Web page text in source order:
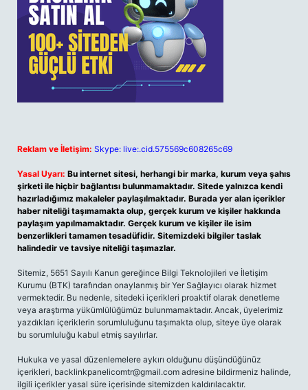
Reklam ve İletişim: Skype: live:.cid.575569c608265c69
Yasal Uyarı: Bu internet sitesi, herhangi bir marka, kurum veya şahıs
şirketi ile hiçbir bağlantısı bulunmamaktadır. Sitede yalnızca kendi
hazırladığımız makaleler paylaşılmaktadır. Burada yer alan içerikler
haber niteliği taşımamakta olup, gerçek kurum ve kişiler hakkında
paylaşım yapılmamaktadır. Gerçek kurum ve kişiler ile isim
benzerlikleri tamamen tesadüfidir. Sitemizdeki bilgiler taslak
halindedir ve tavsiye niteliği taşımazlar.
Sitemiz, 5651 Sayılı Kanun gereğince Bilgi Teknolojileri ve İletişim
Kurumu (BTK) tarafından onaylanmış bir Yer Sağlayıcı olarak hizmet
vermektedir. Bu nedenle, sitedeki içerikleri proaktif olarak denetleme
veya araştırma yükümlülüğümüz bulunmamaktadır. Ancak, üyelerimiz
yazdıkları içeriklerin sorumluluğunu taşımakta olup, siteye üye olarak
bu sorumluluğu kabul etmiş sayılırlar.
Hukuka ve yasal düzenlemelere aykırı olduğunu düşündüğünüz
içerikleri, backlinkpanelicomtr@gmail.com adresine bildirmeniz halinde,
ilgili içerikler yasal süre içerisinde sitemizden kaldırılacaktır.